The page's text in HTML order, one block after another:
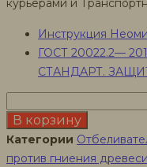
курьерами и
Инструкция
ГОСТ 20022.2—
СТАНДАРТ.
товара
Неомид-500
отбеливатель
В корзину
Категории
против гниения